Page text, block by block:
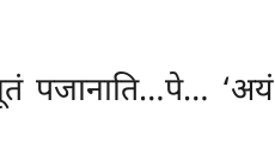
पजानाति…पे… ‘अयं